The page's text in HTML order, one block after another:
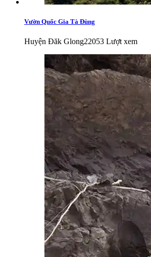
Vườn Quốc Gia Tà Đùng
Huyện Đăk Glong22053 Lượt xem